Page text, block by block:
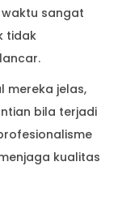
sangat
tidak
mereka jelas,
bila terjadi
kualitas